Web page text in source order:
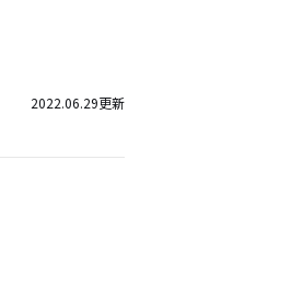
2022.06.29更新